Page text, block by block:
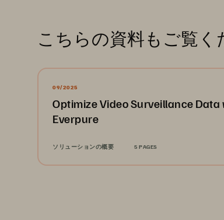
こちらの資料もご覧く
09/2025
Optimize Video Surveillance Data
Everpure
ソリューションの概要 5 PAGES